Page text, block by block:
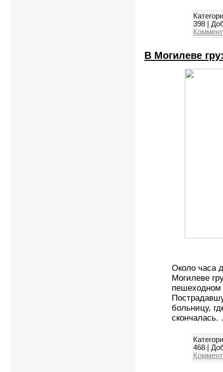
398
В Могилеве
Около часа
Могилеве
пешеходном
больницу,
скончалась.
468